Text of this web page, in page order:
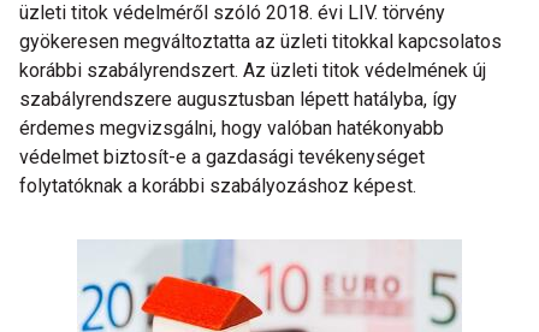
üzleti titok védelméről szóló 2018. évi LIV. törvény
gyökeresen megváltoztatta az üzleti titokkal kapcsolatos
korábbi szabályrendszert. Az üzleti titok védelmének új
szabályrendszere augusztusban lépett hatályba, így
érdemes megvizsgálni, hogy valóban hatékonyabb
védelmet biztosít-e a gazdasági tevékenységet
folytatóknak a korábbi szabályozáshoz képest.